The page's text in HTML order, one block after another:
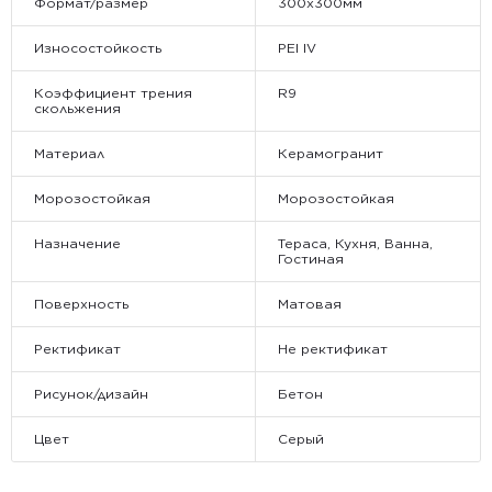
Износостойкость PEI IV
Коэффициент трения
скольжения
R9
Материал Керамогранит
Морозостойкая Морозостойкая
Назначение
Тераса, Кухня, Ванна,
Гостиная
Поверхность Матовая
Ректификат Не ректификат
Рисунок/дизайн Бетон
Цвет Серый